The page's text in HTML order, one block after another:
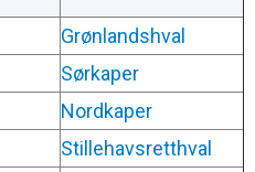
Grønlandshval
Sørkaper
Nordkaper
Stillehavsretthval